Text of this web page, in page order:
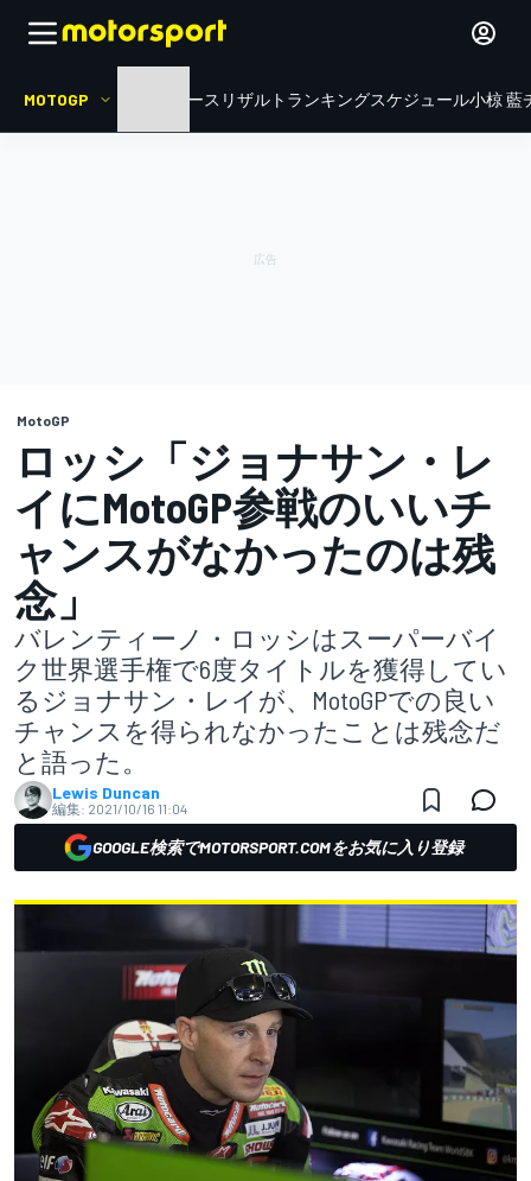
MOTOGP ニュース リザルト ランキングスケジュール小椋 藍
MotoGP
ロッシ「ジョナサン・レ
イにMotoGP参戦のいいチ
ャンスがなかったのは残
念」
バレンティーノ・ロッシはスーパーバイ
ク世界選手権で6度タイトルを獲得してい
るジョナサン・レイが、MotoGPでの良い
チャンスを得られなかったことは残念だ
と語った。
Lewis Duncan
編集: 2021/10/16 11:04
GOOGLE検索でMOTORSPORT.COMをお気に入り登録